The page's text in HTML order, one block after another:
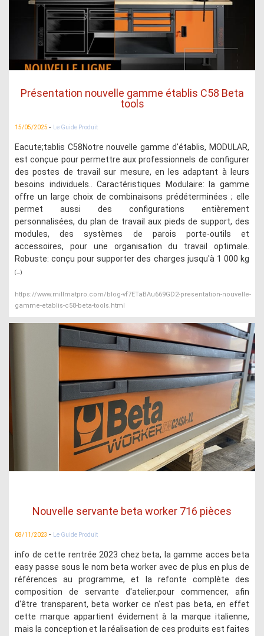
Présentation nouvelle gamme établis C58 Beta
tools
15/05/2025 - Le Guide Produit
Eacute;tablis C58Notre nouvelle gamme d'établis, MODULAR,
est conçue pour permettre aux professionnels de configurer
des postes de travail sur mesure, en les adaptant à leurs
besoins individuels.. Caractéristiques Modulaire: la gamme
offre un large choix de combinaisons prédéterminées ; elle
permet aussi des configurations entièrement
personnalisées, du plan de travail aux pieds de support, des
modules, des systèmes de parois porte-outils et
accessoires, pour une organisation du travail optimale.
Robuste: conçu pour supporter des charges jusqu'à 1 000 kg
(...)
https://www.millmatpro.com/blog-vf7ETaBAu669GD2-presentation-nouvelle-
gamme-etablis-c58-beta-tools.html
Nouvelle servante beta worker 716 pièces
08/11/2023 - Le Guide Produit
info de cette rentrée 2023 chez beta, la gamme acces beta
easy passe sous le nom beta worker avec de plus en plus de
références au programme, et la refonte complète des
composition de servante d'atelier.pour commencer, afin
d'être transparent, beta worker ce n'est pas beta, en effet
cette marque appartient évidement à la marque italienne,
mais la conception et la réalisation de ces produits est faites